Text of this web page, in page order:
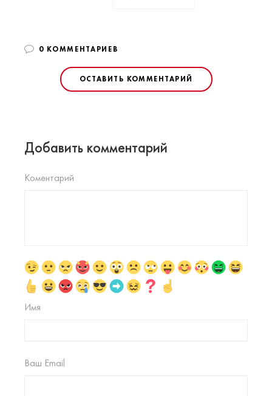
0 КОММЕНТАРИЕВ
ОСТАВИТЬ КОММЕНТАРИЙ
Добавить комментарий
Коментарий
Имя
Ваш Email